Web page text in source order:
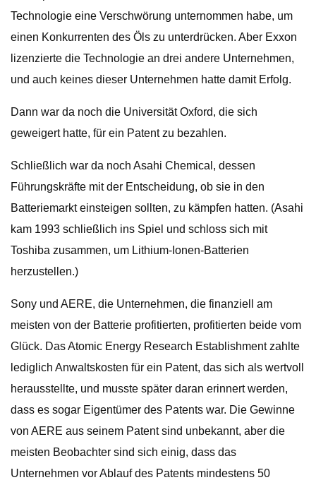
Technologie eine Verschwörung unternommen habe, um
einen Konkurrenten des Öls zu unterdrücken. Aber Exxon
lizenzierte die Technologie an drei andere Unternehmen,
und auch keines dieser Unternehmen hatte damit Erfolg.
Dann war da noch die Universität Oxford, die sich
geweigert hatte, für ein Patent zu bezahlen.
Schließlich war da noch Asahi Chemical, dessen
Führungskräfte mit der Entscheidung, ob sie in den
Batteriemarkt einsteigen sollten, zu kämpfen hatten. (Asahi
kam 1993 schließlich ins Spiel und schloss sich mit
Toshiba zusammen, um Lithium-Ionen-Batterien
herzustellen.)
Sony und AERE, die Unternehmen, die finanziell am
meisten von der Batterie profitierten, profitierten beide vom
Glück. Das Atomic Energy Research Establishment zahlte
lediglich Anwaltskosten für ein Patent, das sich als wertvoll
herausstellte, und musste später daran erinnert werden,
dass es sogar Eigentümer des Patents war. Die Gewinne
von AERE aus seinem Patent sind unbekannt, aber die
meisten Beobachter sind sich einig, dass das
Unternehmen vor Ablauf des Patents mindestens 50